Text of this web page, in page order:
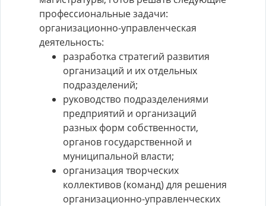
профессиональные задачи:
организационно-управленческая
деятельность:
разработка стратегий развития
организаций и их отдельных
подразделений;
руководство подразделениями
предприятий и организаций
разных форм собственности,
органов государственной и
муниципальной власти;
организация творческих
коллективов (команд) для решения
организационно-управленческих